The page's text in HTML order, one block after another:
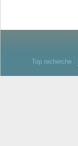
Top recherche :